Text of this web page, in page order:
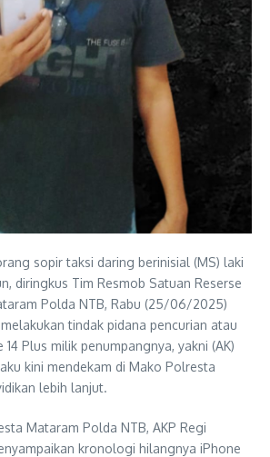
sopir taksi daring berinisial (MS) laki
diringkus Tim Resmob Satuan Reserse
Polda NTB, Rabu (25/06/2025)
tindak pidana pencurian atau
Plus milik penumpangnya, yakni (AK)
kini mendekam di Mako Polresta
lebih lanjut.
Mataram Polda NTB, AKP Regi
kronologi hilangnya iPhone